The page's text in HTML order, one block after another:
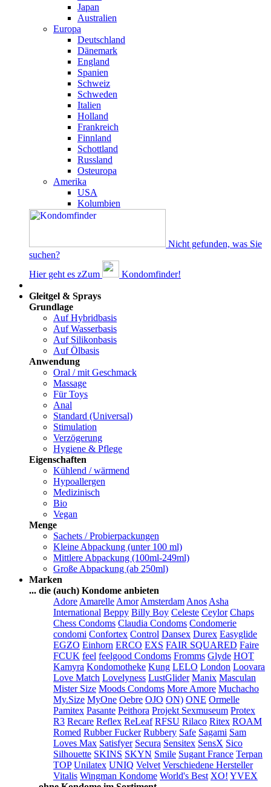
Japan
Australien
Europa
Deutschland
Dänemark
England
Spanien
Schweiz
Schweden
Italien
Holland
Frankreich
Finnland
Schottland
Russland
Osteuropa
Amerika
USA
Kolumbien
Nicht gefunden, was Sie
suchen?
Hier geht es zZum
Kondomfinder!
Gleitgel & Sprays
Grundlage
Auf Hybridbasis
Auf Wasserbasis
Auf Silikonbasis
Auf Ölbasis
Anwendung
Oral / mit Geschmack
Massage
Für Toys
Anal
Standard (Universal)
Stimulation
Verzögerung
Hygiene & Pflege
Eigenschaften
Kühlend / wärmend
Hypoallergen
Medizinisch
Bio
Vegan
Menge
Sachets / Probierpackungen
Kleine Abpackung (unter 100 ml)
Mittlere Abpackung (100ml-249ml)
Große Abpackung (ab 250ml)
Marken
... die (auch) Kondome anbieten
Adore Amarelle Amor Amsterdam Anos Asha
International Beppy Billy Boy Celeste Ceylor Chaps
Chess Condoms Claudia Condoms Condomerie
condomi Confortex Control Dansex Durex Easyglide
EGZO Einhorn ERCO EXS FAIR SQUARED Faire
FCUK feel feelgood Condoms Fromms Glyde HOT
Kamyra Kondomotheke Kung LELO London Loovara
Love Match Lovelyness LustGlider Manix Masculan
Mister Size Moods Condoms More Amore Muchacho
My.Size MyOne Oebre OJO ON) ONE Ormelle
Pamitex Pasante Peithora Projekt Sexmuseum Protex
R3 Recare Reflex ReLeaf RFSU Rilaco Ritex ROAM
Romed Rubber Fucker Rubbery Safe Sagami Sam
Loves Max Satisfyer Secura Sensitex SensX Sico
Silhouette SKINS SKYN Smile Sugant France Terpan
TOP Unilatex UNIQ Velvet Verschiedene Hersteller
Vitalis Wingman Kondome World's Best XO! YVEX